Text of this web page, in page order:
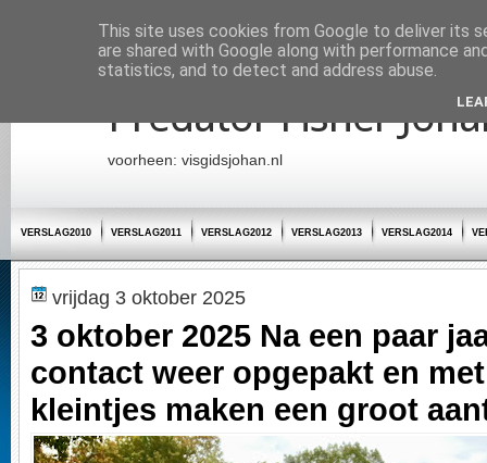
Startpagina
Predator Fisher
voorheen: visgidsjohan.nl
VERSLAG2010 VERSLAG2011 VERSLAG2012 VERSLAG2013 VERSLAG2014
vrijdag 3 oktober 2025
3 oktober 2025 Na een paar
contact weer opgepakt en
kleintjes maken een groot
This site uses cookies from Google to deliver its
are shared with Google along with performance
statistics, and to detect and address abuse.